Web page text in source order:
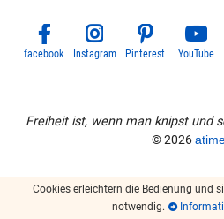
facebook Instagram Pinterest YouTube
Freiheit ist, wenn man knipst und
© 2026
Cookies erleichtern die Bedienung und
notwendig.